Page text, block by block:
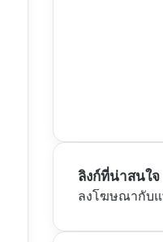
ลิงก์ที่น่าสนใจ
ลงโฆษณากับ